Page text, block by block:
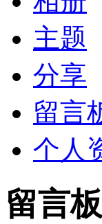
主题
分享
留言
个人
留言板